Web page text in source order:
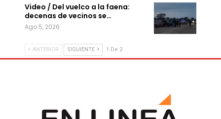
Video / Del vuelco a la faena:
decenas de vecinos se…
Ago 5, 2026
ANTERIOR SIGUIENTE 1 De 2